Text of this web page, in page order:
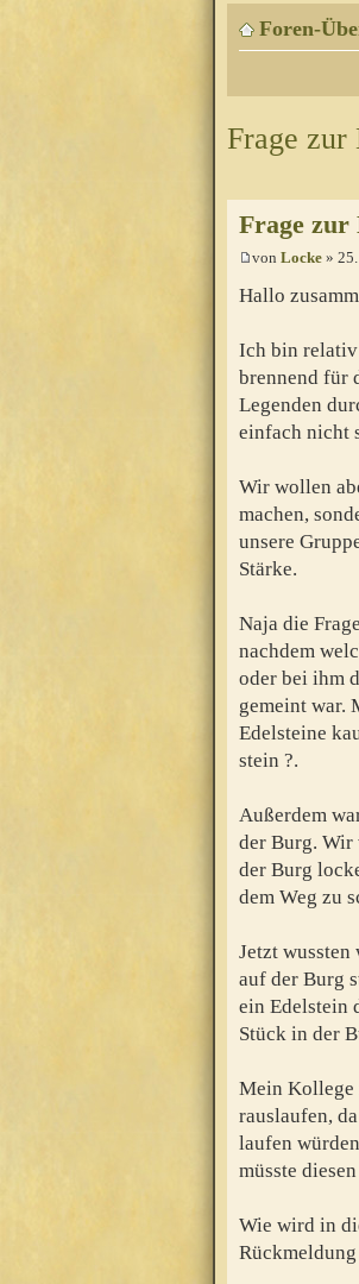
Foren-
Frage zur
Frage zur
von Locke »
Hallo
Ich bin relativ
brennend für
Legenden
einfach nicht
Wir wollen
machen,
unsere
Stärke.
Naja die
nachdem
oder bei ihm
gemeint war.
Edelsteine
stein ?.
Außerdem
der Burg. Wir
der Burg
dem Weg zu
Jetzt
auf der Burg
ein Edelstein
Stück in der
Mein Kollege
rauslaufen,
laufen
müsste
Wie wird in
Rückmeldung